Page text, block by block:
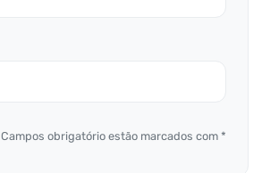
Campos obrigatório estão marcados com *